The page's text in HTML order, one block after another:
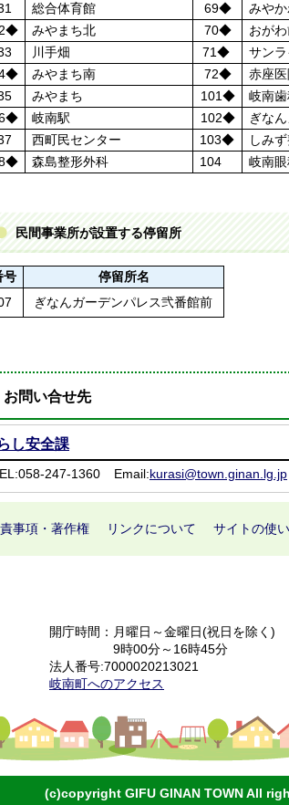
総合体育館 69◆
みや
みやまち北 70◆
おが
川手畑 71◆
サン
みやまち南 72◆
赤座
みやまち 101◆
岐南
岐南駅 102◆
ぎな
西町民センター 103◆
しみ
森島整形外科 104 岐南
民間事業所が設置する停留所
号
停留所名
ぎなんガーデンパレス弐番館前
お問い合せ先
し安全課
247-1360 Email:kurasi@town.ginan.lg.jp
事項・著作権 リンクについて サイトの使
開庁時間：月曜日～金曜日(祝日を除く)
9時00分～16時45分
法人番号:7000020213021
岐南町へのアクセス
(c)copyright GIFU GINAN TOWN All